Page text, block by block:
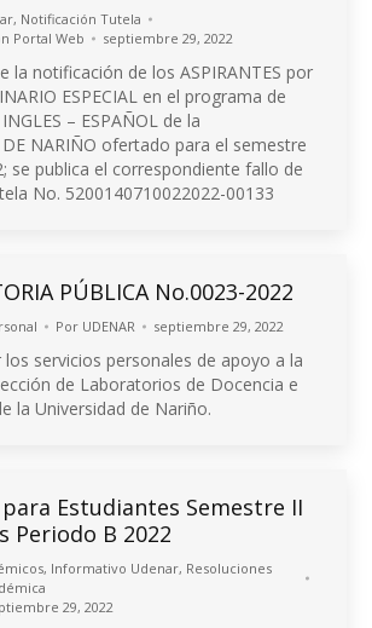
, Notificación Tutela
Portal Web septiembre 29, 2022
la notificación de los ASPIRANTES por
ESPECIAL en el programa de
– ESPAÑOL de la
DE NARIÑO ofertado para el semestre
se publica el correspondiente fallo de
No. 5200140710022022-00133
PÚBLICA No.0023-2022
Por UDENAR septiembre 29, 2022
servicios personales de apoyo a la
de Laboratorios de Docencia e
la Universidad de Nariño.
Estudiantes Semestre II
Periodo B 2022
, Informativo Udenar, Resoluciones
29, 2022